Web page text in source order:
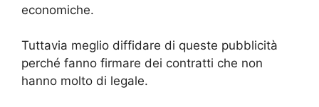
economiche.
Tuttavia meglio diffidare di queste pubblicità
perché fanno firmare dei contratti che non
hanno molto di legale.